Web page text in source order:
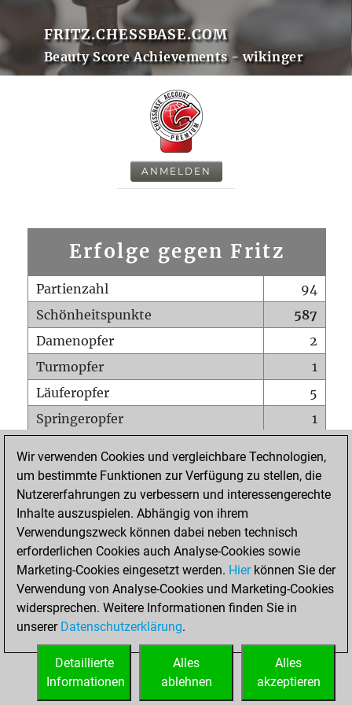
FRITZ.CHESSBASE.COM
Beauty Score Achievements - wikinger
ANMELDEN
Erfolge gegen Fritz
Partienzahl
94
Schönheitspunkte
587
Damenopfer
2
Turmopfer
1
Läuferopfer
5
Springeropfer
1
Matt auf vollem Brett
0
Bauer setzt Matt
0
Erstickte Matts
Unterverwandlungen
Türme auf der siebten
0
STARTSEITE
Wir verwenden Cookies und vergleichbare Technologien,
um bestimmte Funktionen zur Verfügung zu stellen, die
Nutzererfahrungen zu verbessern und interessengerechte
Inhalte auszuspielen. Abhängig von ihrem
Verwendungszweck können dabei neben technisch
erforderlichen Cookies auch Analyse-Cookies sowie
Marketing-Cookies eingesetzt werden. Hierkönnen Sie der
Verwendung von Analyse-Cookies und Marketing-Cookies
widersprechen. Weitere Informationen finden Sie in
unserer Datenschutzerklärung.
Alles
akzeptieren
Alles
ablehnen
Detaillierte
Informationen